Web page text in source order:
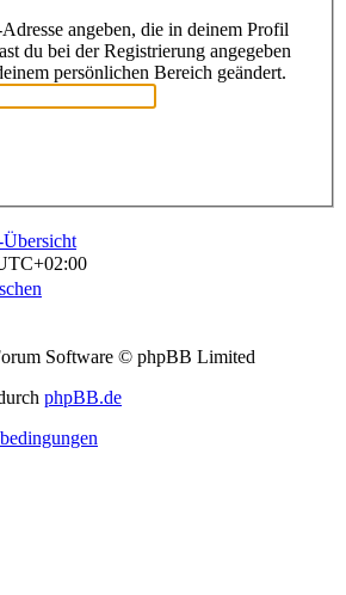
angeben, die in deinem Profil
du bei der Registrierung angegeben
persönlichen Bereich geändert.
Software © phpBB Limited
phpBB.de